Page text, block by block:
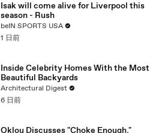
Isak will come alive for Liverpool this
season - Rush
beIN SPORTS USA
1 日前
Inside Celebrity Homes With the Most
Beautiful Backyards
Architectural Digest
6 日前
Oklou Discusses "Choke Enough,"